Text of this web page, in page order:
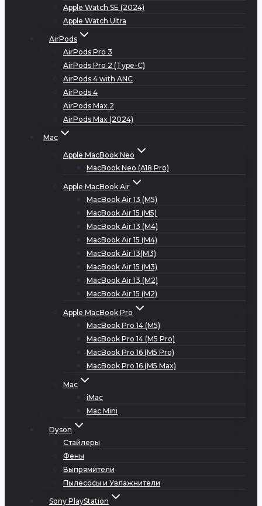
Apple Watch SE (2024)
Apple Watch Ultra
AirPods
AirPods Pro 3
AirPods Pro 2 (Type-C)
AirPods 4 with ANC
AirPods 4
AirPods Max 2
AirPods Max (2024)
Mac
Apple MacBook Neo
MacBook Neo (A18 Pro)
Apple MacBook Air
MacBook Air 13 (M5)
MacBook Air 15 (M5)
MacBook Air 13 (M4)
MacBook Air 15 (M4)
MacBook Air 13(M3)
MacBook Air 15 (M3)
MacBook Air 13 (M2)
MacBook Air 15 (M2)
Apple MacBook Pro
MacBook Pro 14 (M5)
MacBook Pro 14 (M5 Pro)
MacBook Pro 16 (M5 Pro)
MacBook Pro 16 (M5 Max)
Mac
iMac
Mac Mini
Dyson
Стайлеры
Фены
Выпрямители
Пылесосы и Увлажнители
Sony PlayStation